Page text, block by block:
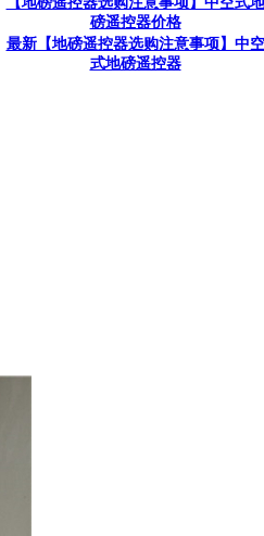
磅遥控器价格
最新【地磅遥控器选购注意事项】中空
式地磅遥控器